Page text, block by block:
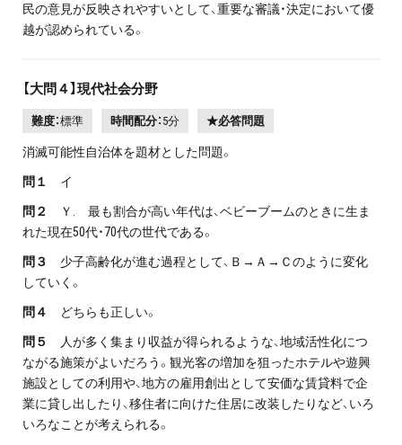
民の意見が反映されやすいとして、重要な審議・決定において優
越が認められている。
【大問４】現代社会分野
難度：標準 時間配分： 5分 ★必答問題
消滅可能性自治体を題材とした問題。
問１ イ
問２
Ｙ. 最も割合が高い年代は、ベビーブームのときに生ま
れた現在50代・70代の世代である。
問３
少子高齢化が進む過程として、Ｂ→Ａ→Ｃのように変化
していく。
問４ どちらも正しい。
問５
人が多く集まり収益が得られるような、地域活性化につ
ながる施策がよいだろう。観光客の増加を狙ったホテルや遊興
施設としての利用や、地方の雇用創出として安価な賃貸料で企
業に貸し出したり、移住者に向けた住居に改装したりなど、いろ
いろなことが考えられる。